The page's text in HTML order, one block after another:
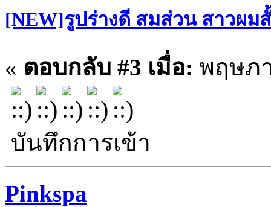
[NEW]รูปร่างดี สมส่วน สาวผม
« ตอบกลับ #3 เมื่อ: พฤษภา
บันทึกการเข้า
Pinkspa